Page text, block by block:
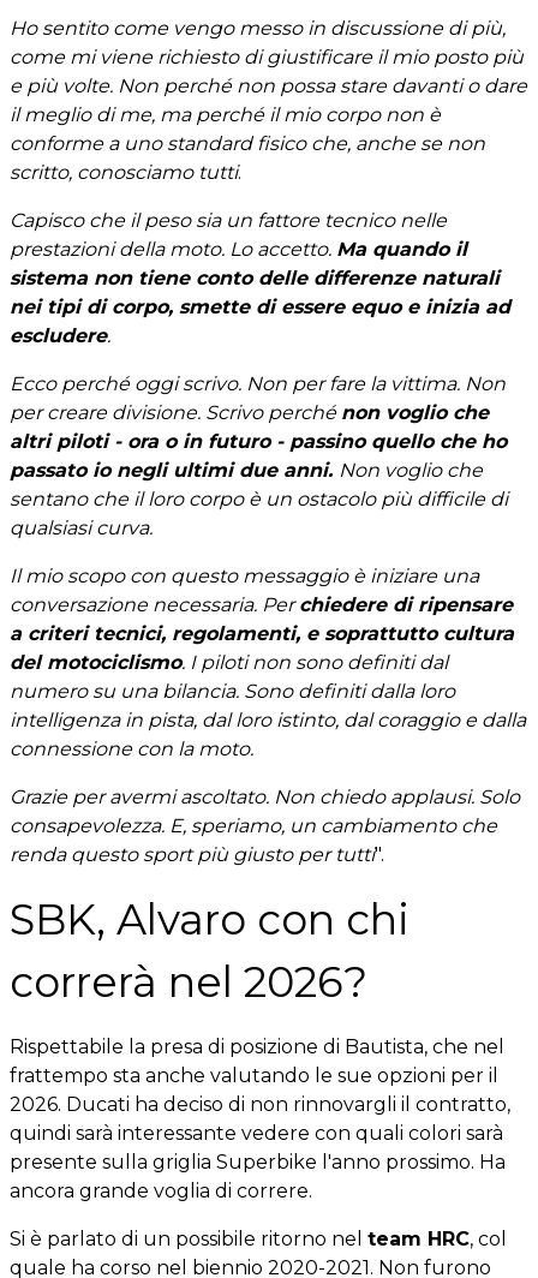
Ho sentito come vengo messo in discussione di più,
come mi viene richiesto di giustificare il mio posto più
e più volte. Non perché non possa stare davanti o dare
il meglio di me, ma perché il mio corpo non è
conforme a uno standard fisico che, anche se non
scritto, conosciamo tutti.
Capisco che il peso sia un fattore tecnico nelle
prestazioni della moto. Lo accetto. Ma quando il
sistema non tiene conto delle differenze naturali
nei tipi di corpo, smette di essere equo e inizia ad
escludere.
Ecco perché oggi scrivo. Non per fare la vittima. Non
per creare divisione. Scrivo perché non voglio che
altri piloti - ora o in futuro - passino quello che ho
passato io negli ultimi due anni. Non voglio che
sentano che il loro corpo è un ostacolo più difficile di
qualsiasi curva.
Il mio scopo con questo messaggio è iniziare una
conversazione necessaria. Perchiedere di ripensare
a criteri tecnici, regolamenti, e soprattutto cultura
del motociclismo. I piloti non sono definiti dal
numero su una bilancia. Sono definiti dalla loro
intelligenza in pista, dal loro istinto, dal coraggio e dalla
connessione con la moto.
Grazie per avermi ascoltato. Non chiedo applausi. Solo
consapevolezza. E, speriamo, un cambiamento che
renda questo sport più giusto per tutti".
SBK, Alvaro con chi
correrà nel 2026?
Rispettabile la presa di posizione di Bautista, che nel
frattempo sta anche valutando le sue opzioni per il
2026. Ducati ha deciso di non rinnovargli il contratto,
quindi sarà interessante vedere con quali colori sarà
presente sulla griglia Superbike l'anno prossimo. Ha
ancora grande voglia di correre.
Si è parlato di un possibile ritorno nel team HRC, col
quale ha corso nel biennio 2020-2021. Non furono